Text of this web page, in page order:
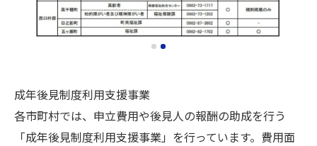
成年後見制度利用支援事業
各市町村では、申立費用や後見人の報酬の助成を行う
「成年後見制度利用支援事業」を行っています。費用面